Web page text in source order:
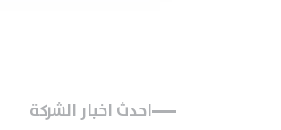
احدث اخبار الشركة